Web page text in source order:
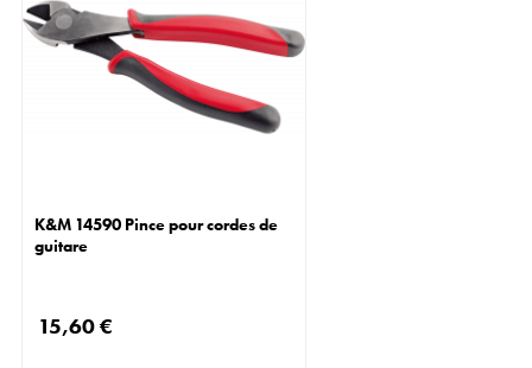
K&M 14590 Pince pour cordes de
guitare
15,60 €